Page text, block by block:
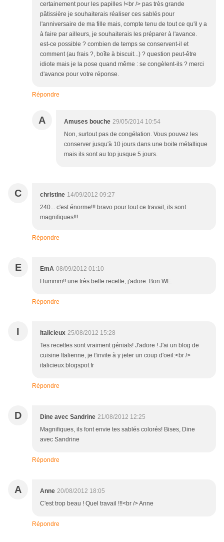
certainement pour les papilles !<br /> pas très grande
pâtissière je souhaiterais réaliser ces sablés pour
l'anniversaire de ma fille mais, compte tenu de tout ce qu'il y a
à faire par ailleurs, je souhaiterais les préparer à l'avance.
est-ce possible ? combien de temps se conservent-il et
comment (au frais ?, boîte à biscuit...) ? question peut-être
idiote mais je la pose quand même : se congèlent-ils ? merci
d'avance pour votre réponse.
Répondre
A Amuses bouche 29/05/2014 10:54
Non, surtout pas de congélation. Vous pouvez les
conserver jusqu'à 10 jours dans une boite métallique
mais ils sont au top jusque 5 jours.
C christine 14/09/2012 09:27
240... c'est énorme!!! bravo pour tout ce travail, ils sont
magnifiques!!!
Répondre
E EmA 08/09/2012 01:10
Hummm!! une très belle recette, j'adore. Bon WE.
Répondre
I Italicieux 25/08/2012 15:28
Tes recettes sont vraiment génials! J'adore ! J'ai un blog de
cuisine Italienne, je t'invite à y jeter un coup d'oeil:<br />
italicieux.blogspot.fr
Répondre
D Dine avec Sandrine 21/08/2012 12:25
Magnifiques, ils font envie tes sablés colorés! Bises, Dine
avec Sandrine
Répondre
A Anne 20/08/2012 18:05
C'est trop beau ! Quel travail !!!<br /> Anne
Répondre